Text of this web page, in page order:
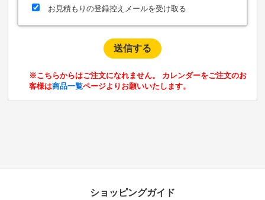
お見積もりの登録控えメールを受け取る
※こちらからはご注文になれません。 カレンダーをご注文のお
客様は商品一覧ページよりお願いいたします。
ショッピングガイド